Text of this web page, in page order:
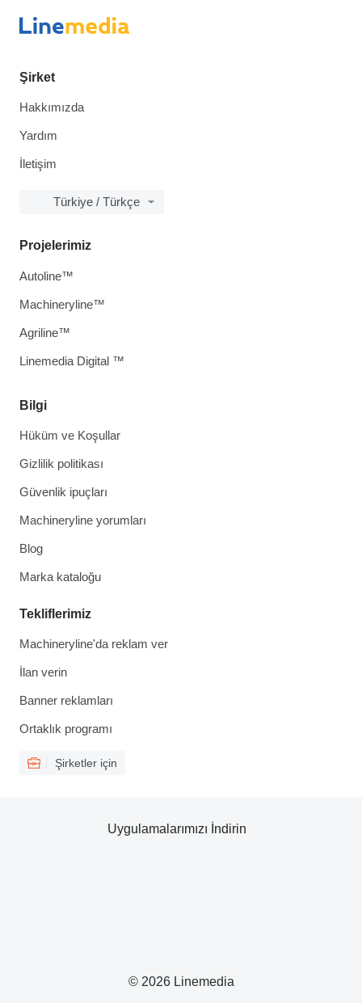
Şirket
Hakkımızda
Yardım
İletişim
Türkiye / Türkçe
Bilgi
Hüküm ve Koşullar
Gizlilik politikası
Güvenlik ipuçları
Machineryline yorumları
Blog
Marka kataloğu
Tekliflerimiz
Machineryline'da reklam ver
İlan verin
Banner reklamları
Ortaklık programı
Şirketler için
Projelerimiz
Autoline™
Machineryline™
Agriline™
Linemedia Digital ™
© 2026 Linemedia
Uygulamalarımızı İndirin